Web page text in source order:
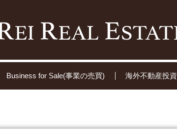
Business for Sale(事業の売買) 海外不動産投資